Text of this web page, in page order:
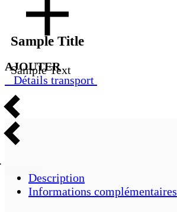
Sample Title
Sample Text
AJOUTER
Détails transport
Description
Informations complémentaires